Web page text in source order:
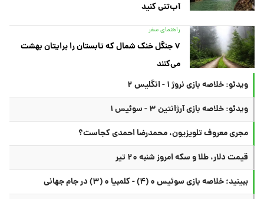
آب‌تنی کنید
راهنمای سفر
۷ جنگل خنک شمال که تابستان را برایتان بهشت
می‌کنند
ویدئو: خلاصه بازی نروژ ۱ - انگلیس ۲
ویدئو: خلاصه بازی آرژانتین ۳ - سوئیس ۱
مجری معروف تلویزیون، محمدرضا احمدی کجاست؟
قیمت دلار، طلا و سکه امروز شنبه ۲۰ تیر
ببینید؛ خلاصه بازی سوئیس ۰ (۴) - کلمبیا ۰ (۳) در جام جهانی